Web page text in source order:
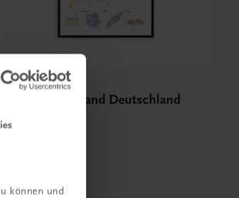
können und
Bildung
Poster: Weinland Deutschland
€ 15,00